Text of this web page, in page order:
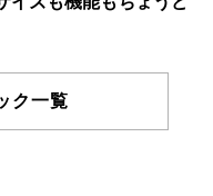
ク一覧